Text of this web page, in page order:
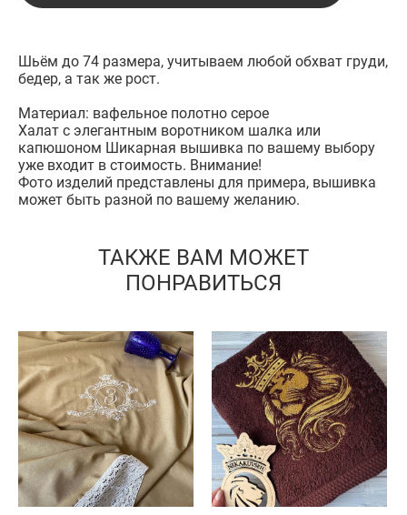
Шьём до 74 размера, учитываем любой обхват груди,
бедер, а так же рост.
Материал: вафельное полотно серое
Халат с элегантным воротником шалка или
капюшоном Шикарная вышивка по вашему выбору
уже входит в стоимость. Внимание!
Фото изделий представлены для примера, вышивка
может быть разной по вашему желанию.
ТАКЖЕ ВАМ МОЖЕТ
ПОНРАВИТЬСЯ